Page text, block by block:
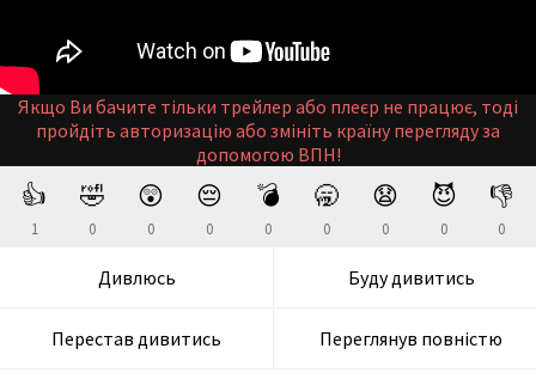
Якщо Ви бачите тільки трейлер або плеєр не працює, тоді
пройдіть авторизацію або змініть країну перегляду за
допомогою ВПН!
👍
1
🤣
0
😲
0
😔
0
💣
0
🥱
0
😧
0
😈
0
👎
0
Дивлюсь Буду дивитись
Перестав дивитись Переглянув повністю